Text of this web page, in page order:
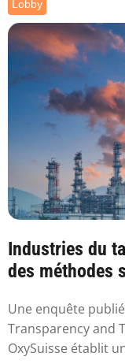
Lobby
Industries du
des méthodes
Une enquête
Transparency and
OxySuisse établit